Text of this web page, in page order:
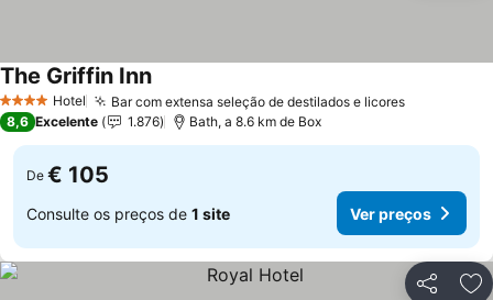
4 EstrelasHotel Bar com extensa seleção de destilados e licores
The Griffin Inn
8,6 Excelente 1.876 Bath, a 8.6 km de Box
De € 105
Consulte os preços de 1 site Ver preços
Partilhar